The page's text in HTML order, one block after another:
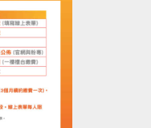
組辦理現場登記